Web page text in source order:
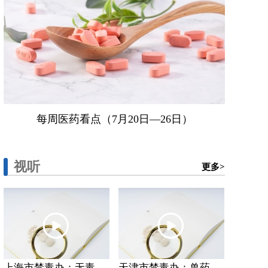
每周医药看点（7月20日—26日）
视听 更多>